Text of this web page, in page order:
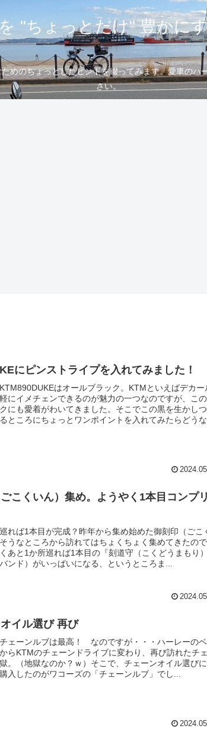
"ちょっとだけ" 豊かに
めのちょっとしたヒントを綴ってみます。愛車の
さい。
にピンストライプを入れてみました！
はオールブラック。KTMといえばデカー
にイメチェンできるのが魅力の一つなのですが、こ
にも愛着がわいてきました。そこでこの黒を生かしつ
ところにちょっとワンポイントを入れてみたらどうな
こくいん）集め。ようやく1本目コンプ
れば1本目が完成？昨年から集め始めた御刻印（ごこ
うなところから訪れてはちょくちょく集めてきたの
あと1か所巡れば1本目の『刻道守（こくどうまもり）
バンド）がいっぱいになる、というところま...
イル選び 再び
ェーンルブは最高！ なのですが・・・ハーレーの
らKTMのチェーンドライブに変わり、再び訪れたチ
。（地獄なのか？ｗ）そこで、チェーンオイル選び
入したのがワコーズの「チェーンルブ」でし...